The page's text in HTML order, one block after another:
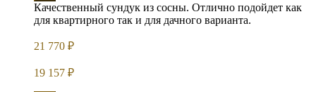
Качественный сундук из сосны. Отлично подойдет как
для квартирного так и для дачного варианта.
21 770 ₽
19 157 ₽